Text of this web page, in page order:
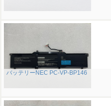
バッテリーNEC PC-VP-BP146